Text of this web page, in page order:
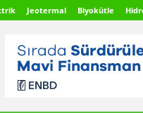
Jeotermal Biyokütle